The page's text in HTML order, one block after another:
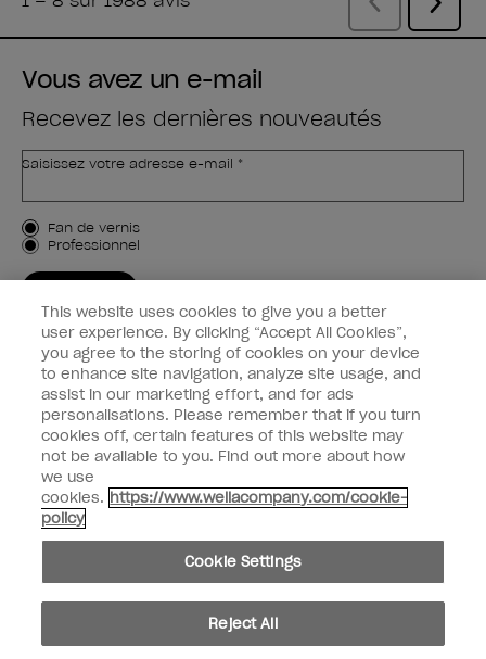
Vous avez un e-mail
Recevez les dernières nouveautés
Saisissez votre adresse e-mail *
Type de client
Fan de vernis
Professionnel
Informations clients
Connectez-Vous
facebookinstagramyoutube
Ne pas partager ou vendre des informations personnelles
Loi californienne sur la transparence des chaînes d'approvisionnement
© Copyright 2024, Wella Operations US LLC, Tous droits réservés.
This website uses cookies to give you a better
user experience. By clicking “Accept All Cookies”,
you agree to the storing of cookies on your device
to enhance site navigation, analyze site usage, and
assist in our marketing effort, and for ads
personalisations. Please remember that if you turn
cookies off, certain features of this website may
not be available to you. Find out more about how
we use
cookies. https://www.wellacompany.com/cookie-
policy
Cookie Settings
Reject All